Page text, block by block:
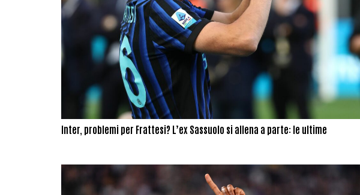
Inter, problemi per Frattesi? L’ex Sassuolo si allena a parte: le ultime